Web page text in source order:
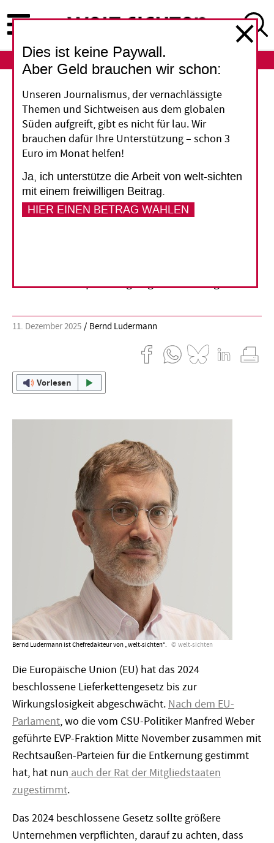
zum
Inhalt
ABO
EU-Lieferkettengesetz
Mit devoten Grüßen an
J.D. Vance
Die Europäische Union hat ihr
Lieferkettengesetz entkernt. Das ist dem
politischen Rechtstrend in Europa und
zu weiteren Erpressungen geradezu eingeladen.
11. Dezember 2025 Bernd Ludermann
Vorlesen
Bernd Ludermann ist Chefredakteur von „welt-sichten“. welt-sichten
Die Europäische Union (EU) hat das 2024
beschlossene Lieferkettengesetz bis zur
Wirkungslosigkeit abgeschwächt. Nach dem EU-
Parlament, wo die vom CSU-Politiker Manfred Weber
geführte EVP-Fraktion Mitte November zusammen mit
Rechtsaußen-Parteien für die Entkernung gestimmt
hat, hat nun auch der Rat der Mitgliedstaaten
zugestimmt.
Das 2024 beschlossene Gesetz sollte größere
Unternehmen verpflichten, darauf zu achten, dass
Dies ist keine Paywall.
Aber Geld brauchen wir schon:
Unseren Journalismus, der vernachlässigte
Themen und Sichtweisen aus dem globalen
Süden aufgreift, gibt es nicht für lau. Wir
brauchen dafür Ihre Unterstützung – schon 3
Euro im Monat helfen!
Ja, ich unterstütze die Arbeit von welt-sichten
mit einem freiwilligen Beitrag.
HIER EINEN BETRAG WÄHLEN